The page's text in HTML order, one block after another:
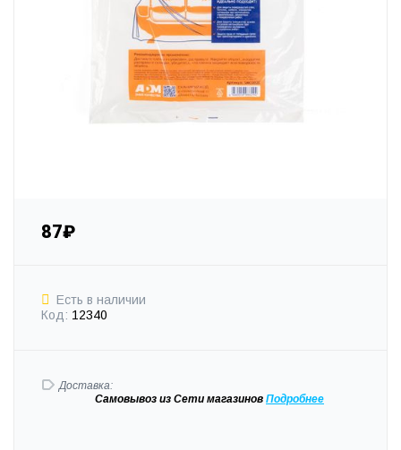
87₽
Есть в наличии
Код: 12340
Доставка:
Самовывоз из Сети магазинов Подробнее